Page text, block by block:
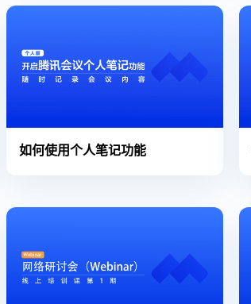
如何使用个人笔记功能